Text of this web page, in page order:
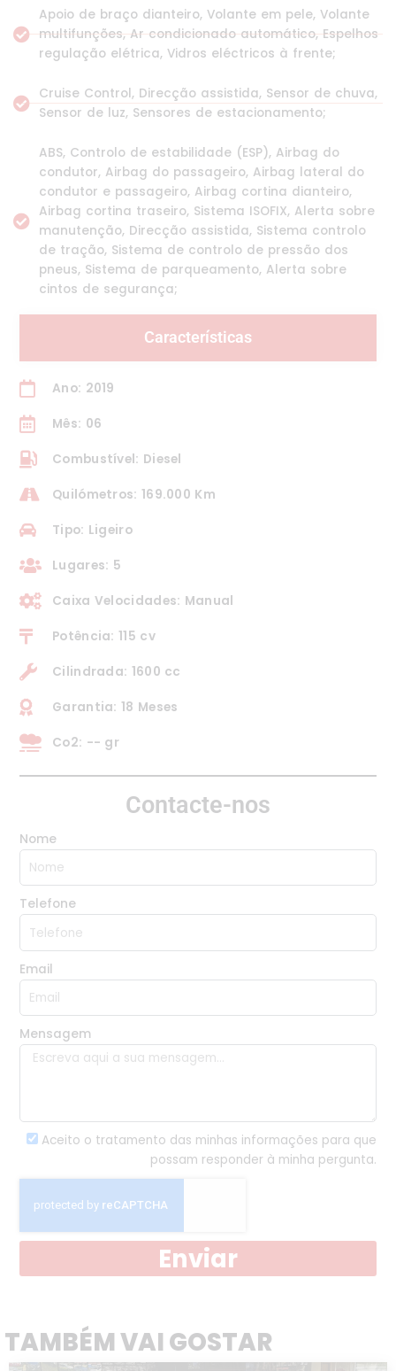
Apoio de braço dianteiro, Volante em pele, Volante
multifunções, Ar condicionado automático, Espelhos
regulação elétrica, Vidros eléctricos à frente;
Cruise Control, Direcção assistida, Sensor de chuva,
Sensor de luz, Sensores de estacionamento;
ABS, Controlo de estabilidade (ESP), Airbag do
condutor, Airbag do passageiro, Airbag lateral do
condutor e passageiro, Airbag cortina dianteiro,
Airbag cortina traseiro, Sistema ISOFIX, Alerta sobre
manutenção, Direcção assistida, Sistema controlo
de tração, Sistema de controlo de pressão dos
pneus, Sistema de parqueamento, Alerta sobre
cintos de segurança;
Características
Ano: 2019
Mês: 06
Combustível: Diesel
Quilómetros: 169.000 Km
Tipo: Ligeiro
Lugares: 5
Caixa Velocidades: Manual
Potência: 115 cv
Cilindrada: 1600 cc
Garantia: 18 Meses
Co2: -- gr
Contacte-nos
Nome
Telefone
Email
Mensagem
Aceito o tratamento das minhas informações para que
possam responder à minha pergunta.
Enviar
TAMBÉM VAI GOSTAR